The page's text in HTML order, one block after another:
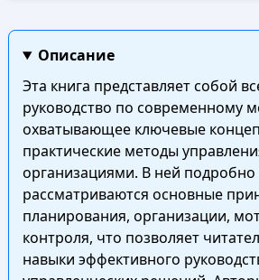
Описание
Эта книга представляет собой
руководство по современному
охватывающее ключевые
практические методы
организациями. В ней подробно
рассматриваются основные
планирования, организации,
контроля, что позволяет
навыки эффективного